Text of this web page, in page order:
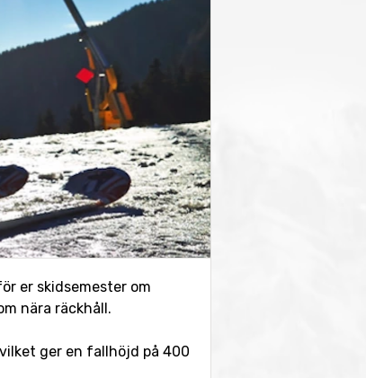
er skidsemester om
nära räckhåll.
ger en fallhöjd på 400